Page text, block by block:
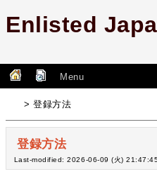
Enlisted
Menu
> 登録方法
登録方法
Last-modified: 2026-06-09 (火)